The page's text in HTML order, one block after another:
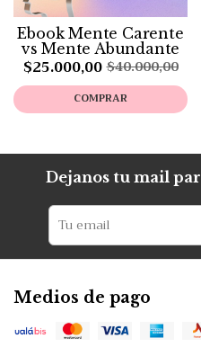
Ebook Mente Carente
vs Mente Abundante
$25.000,00 $40.000,00
COMPRAR
Dejanos tu mail
Medios de pago